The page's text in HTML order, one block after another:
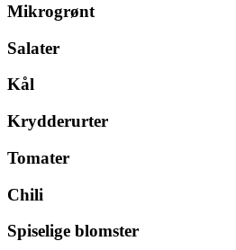
Mikrogrønt
Salater
Kål
Krydderurter
Tomater
Chili
Spiselige blomster